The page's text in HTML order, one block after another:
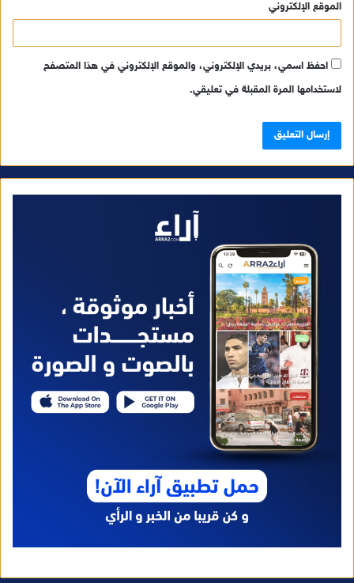
الموقع الإلكتروني
احفظ اسمي، بريدي الإلكتروني، والموقع الإلكتروني في هذا المتصفح
لاستخدامها المرة المقبلة في تعليقي.